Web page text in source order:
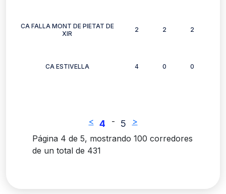
CA FALLA MONT DE PIETAT DE
XIR
2 2 2
CA ESTIVELLA 4 0 0
< 4 - 5
>
Página 4 de 5, mostrando 100 corredores
de un total de 431